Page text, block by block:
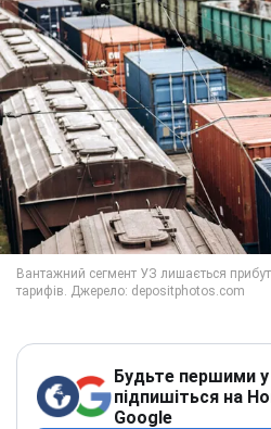
Будьте першими у
підпишіться на
Google